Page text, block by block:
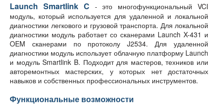
Launch Smartlink C - это многофункциональный VCI
модуль, который используется для удаленной и локальной
диагностики легкового и грузовой транспорта. Для локальной
диагностики модуль работает со сканерами Launch X-431 и
OEM сканерами по протоколу J2534. Для удаленной
диагностики модуль использует облачную платформу Launch
и модуль Smartlink B. Подходит для мастеров, техников или
авторемонтных мастерских, у которых нет достаточных
навыков и собственных профессиональных инструментов.
Функциональные возможности